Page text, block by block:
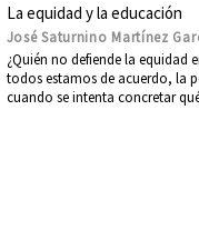
La equidad y la educación
José Saturnino Martínez
¿Quién no defiende la equidad
todos estamos de acuerdo, la
cuando se intenta concretar